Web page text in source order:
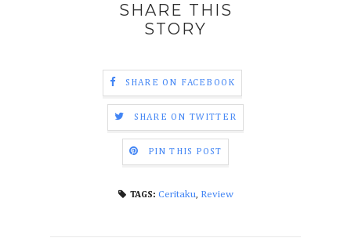
SHARE THIS
STORY
SHARE ON FACEBOOK
SHARE ON TWITTER
PIN THIS POST
TAGS: Ceritaku, Review